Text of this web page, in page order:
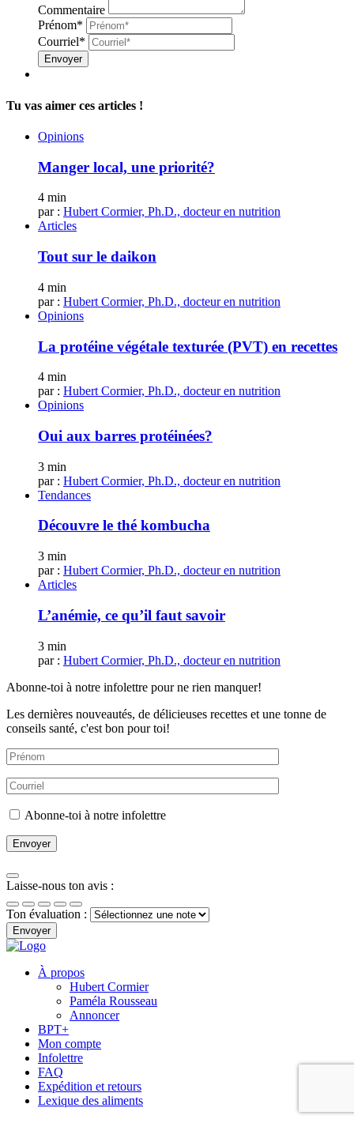
Commentaire
Prénom*
Courriel*
Envoyer
Tu vas aimer ces articles !
Opinions
Manger local, une priorité?
4 min
par : Hubert Cormier, Ph.D., docteur en nutrition
Articles
Tout sur le daikon
4 min
par : Hubert Cormier, Ph.D., docteur en nutrition
Opinions
La protéine végétale texturée (PVT) en recettes
4 min
par : Hubert Cormier, Ph.D., docteur en nutrition
Opinions
Oui aux barres protéinées?
3 min
par : Hubert Cormier, Ph.D., docteur en nutrition
Tendances
Découvre le thé kombucha
3 min
par : Hubert Cormier, Ph.D., docteur en nutrition
Articles
L’anémie, ce qu’il faut savoir
3 min
par : Hubert Cormier, Ph.D., docteur en nutrition
Abonne-toi à notre infolettre pour ne rien manquer!
Les dernières nouveautés, de délicieuses recettes et une tonne de
conseils santé, c'est bon pour toi!
Abonne-toi à notre infolettre
Laisse-nous ton avis :
Ton évaluation :
Envoyer
À propos
Hubert Cormier
Paméla Rousseau
Annoncer
BPT+
Mon compte
Infolettre
FAQ
Expédition et retours
Lexique des aliments